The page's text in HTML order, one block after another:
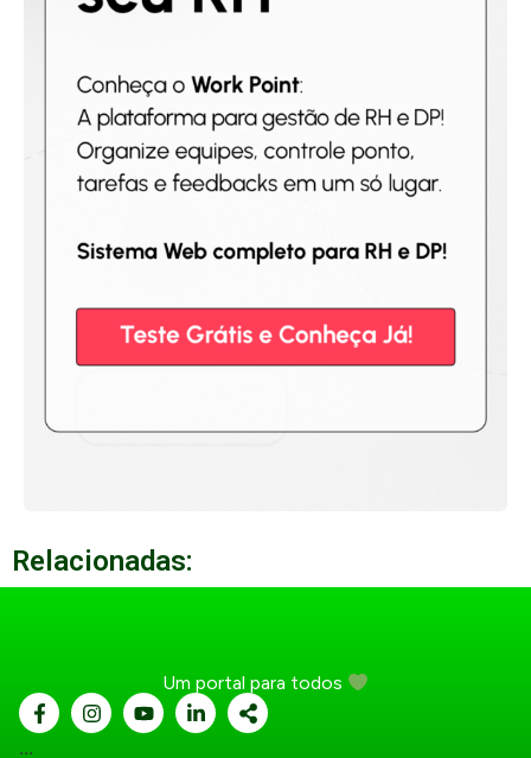
Relacionadas:
Um portal para todos
...